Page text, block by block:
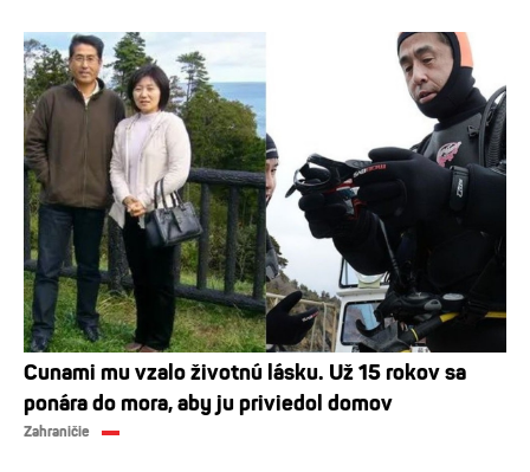
Cunami mu vzalo životnú lásku. Už 15 rokov sa
ponára do mora, aby ju priviedol domov
Zahraničie